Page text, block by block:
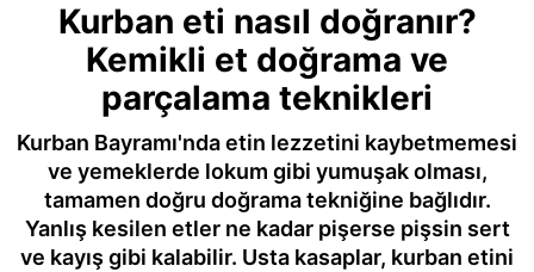
Kurban eti nasıl doğranır?
Kemikli et doğrama ve
parçalama teknikleri
Kurban Bayramı'nda etin lezzetini kaybetmemesi
ve yemeklerde lokum gibi yumuşak olması,
tamamen doğru doğrama tekniğine bağlıdır.
Yanlış kesilen etler ne kadar pişerse pişsin sert
ve kayış gibi kalabilir. Usta kasaplar, kurban etini